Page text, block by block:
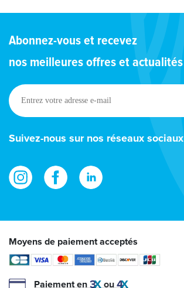
Abonnez-vous et recevez
nos meilleures offres et actualités
Entrez
votre
adresse
e-
Suivez-nous sur nos réseaux sociaux
Moyens de paiement acceptés
Paiement en ou